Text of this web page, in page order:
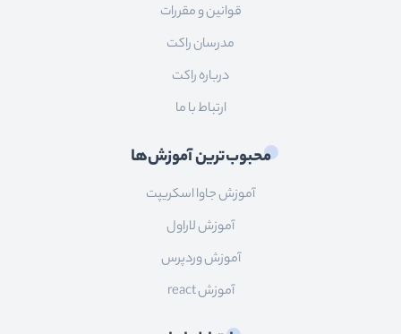
قوانین و مقررات
مدرسان راکت
درباره راکت
ارتباط با ما
محبوب‌ترین آموزش‌ها
آموزش جاوا اسکریپت
آموزش لاراول
آموزش وردپرس
آموزش react